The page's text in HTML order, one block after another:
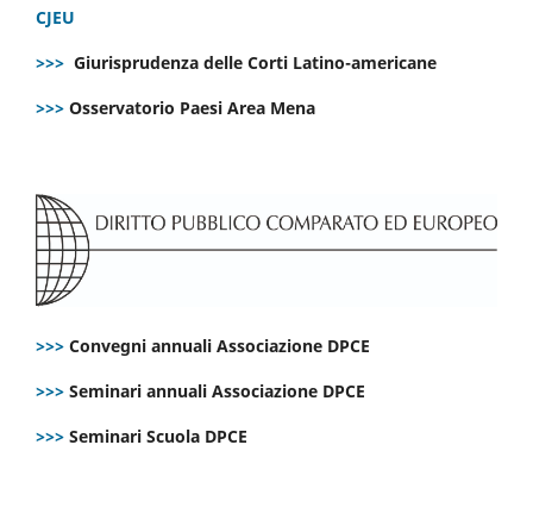
CJEU
>>> Giurisprudenza delle Corti Latino-americane
>>> Osservatorio Paesi Area Mena
>>> Convegni annuali Associazione DPCE
>>> Seminari annuali Associazione DPCE
>>> Seminari Scuola DPCE